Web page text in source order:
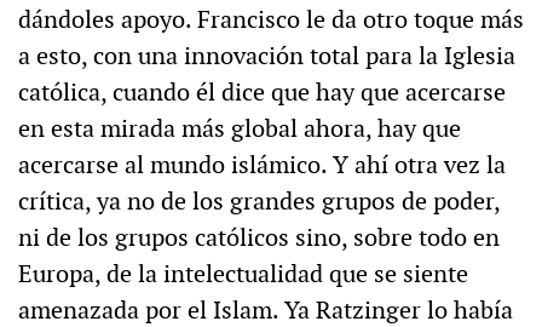
dándoles apoyo. Francisco le da otro toque más
a esto, con una innovación total para la Iglesia
católica, cuando él dice que hay que acercarse
en esta mirada más global ahora, hay que
acercarse al mundo islámico. Y ahí otra vez la
crítica, ya no de los grandes grupos de poder,
ni de los grupos católicos sino, sobre todo en
Europa, de la intelectualidad que se siente
amenazada por el Islam. Ya Ratzinger lo había